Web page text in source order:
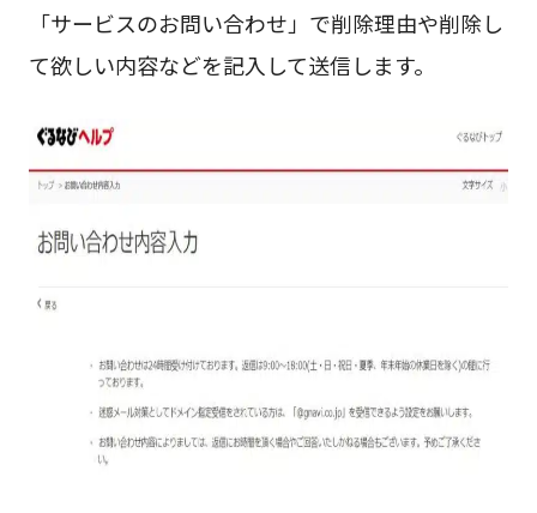
「サービスのお問い合わせ」で削除理由や削除し
て欲しい内容などを記入して送信します。